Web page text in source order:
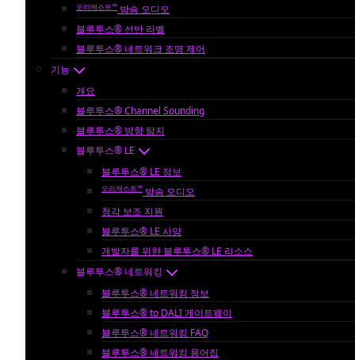
오라캐스트™ 방송 오디오
블루투스® 선반 라벨
블루투스® 네트워크 조명 제어
기능
개요
블루투스® Channel Sounding
블루투스® 방향 탐지
블루투스® LE
블루투스® LE 정보
오라캐스트™ 방송 오디오
청각 보조 지원
블루투스® LE 사양
개발자를 위한 블루투스® LE 리소스
블루투스® 네트워킹
블루투스® 네트워킹 정보
블루투스® to DALI 게이트웨이
블루투스® 네트워킹 FAQ
블루투스® 네트워킹 용어집